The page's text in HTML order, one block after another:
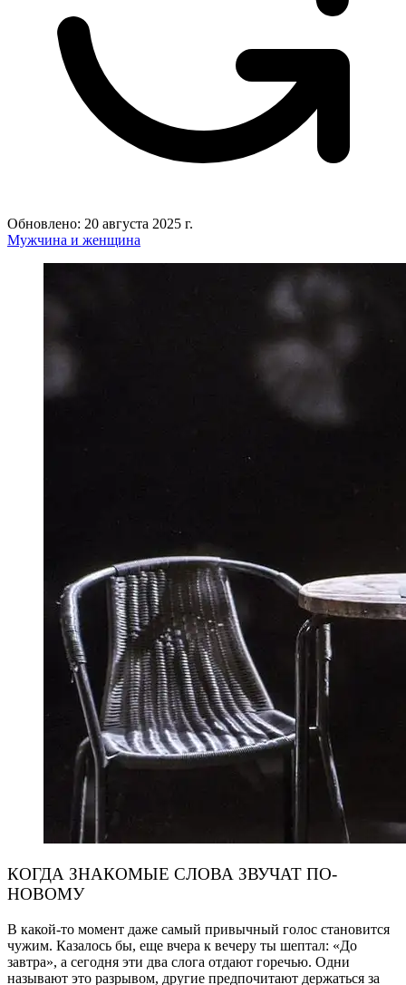
Обновлено: 20 августа 2025 г.
Мужчина и женщина
КОГДА ЗНАКОМЫЕ СЛОВА ЗВУЧАТ ПО-
НОВОМУ
В какой-то момент даже самый привычный голос становится
чужим. Казалось бы, еще вчера к вечеру ты шептал: «До
завтра», а сегодня эти два слога отдают горечью. Одни
называют это разрывом, другие предпочитают держаться за